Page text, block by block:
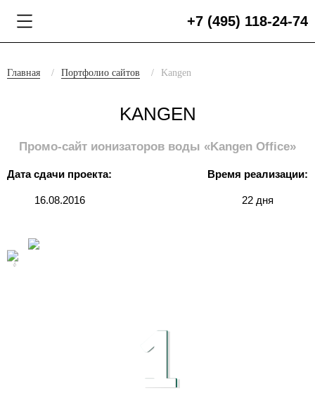
+7 (495) 118-24-74
Главная Портфолио сайтов Kangen
KANGEN
Промо-сайт ионизаторов воды «Kangen Office»
Дата сдачи проекта:
16.08.2016
Время реализации:
22 дня
1